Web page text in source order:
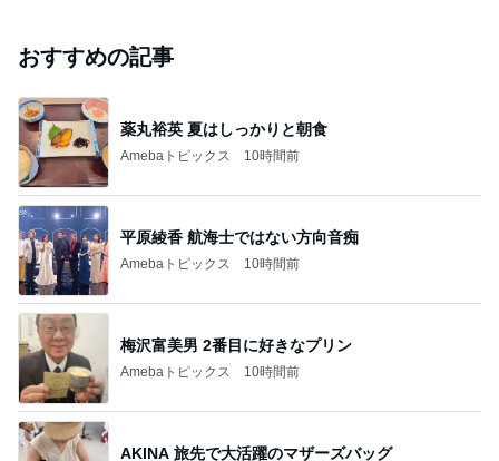
おすすめの記事
薬丸裕英 夏はしっかりと朝食
Amebaトピックス 10時間前
平原綾香 航海士ではない方向音痴
Amebaトピックス 10時間前
梅沢富美男 2番目に好きなプリン
Amebaトピックス 10時間前
AKINA 旅先で大活躍のマザーズバッグ